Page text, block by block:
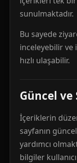
sunulmaktadır.
Bu sayede
inceleyebilir ve
hızlı ulaşabilir.
Güncel ve
İçeriklerin
sayfanın
yardımcı
bilgiler